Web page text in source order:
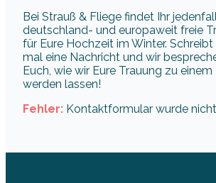
Bei Strauß & Fliege findet Ihr
deutschland- und europaweit freie
für Eure Hochzeit im Winter.
mal eine Nachricht und wir
Euch, wie wir Eure Trauung zu einem
werden lassen!
Fehler: Kontaktformular wurde